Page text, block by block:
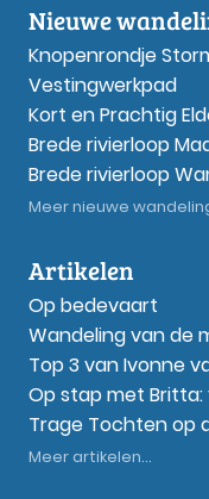
Nieuwe
Knopenrondje
Vestingwerkpad
Kort en Prachtig
Brede rivierloop
Brede rivierloop
Meer nieuwe
Artikelen
Op bedevaart
Wandeling van de
Top 3 van Ivonne
Op stap met Britta:
Trage Tochten op
Meer artikelen...